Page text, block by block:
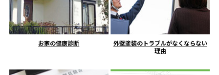
お家の健康診断
外壁塗装のトラブルがなくならない
理由